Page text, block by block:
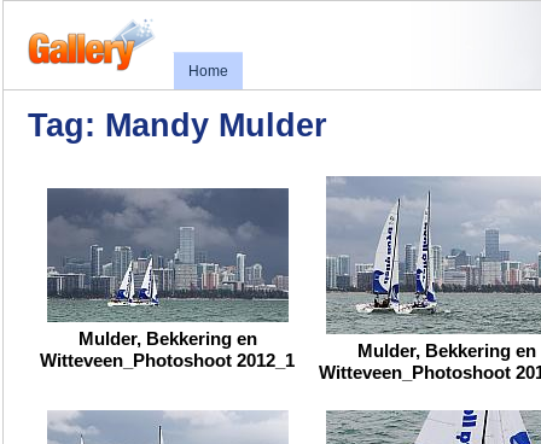
Home
Tag: Mandy Mulder
Mulder, Bekkering en
Witteveen_Photoshoot 2012_1
Mulder, Bekkering en
Witteveen_Photoshoot